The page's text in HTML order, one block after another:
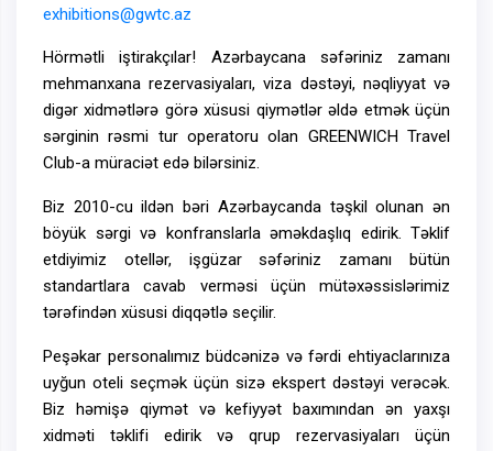
exhibitions@gwtc.az
Hörmətli iştirakçılar! Azərbaycana səfəriniz zamanı
mehmanxana rezervasiyaları, viza dəstəyi, nəqliyyat və
digər xidmətlərə görə xüsusi qiymətlər əldə etmək üçün
sərginin rəsmi tur operatoru olan GREENWICH Travel
Club-a müraciət edə bilərsiniz.
Biz 2010-cu ildən bəri Azərbaycanda təşkil olunan ən
böyük sərgi və konfranslarla əməkdaşlıq edirik. Təklif
etdiyimiz otellər, işgüzar səfəriniz zamanı bütün
standartlara cavab verməsi üçün mütəxəssislərimiz
tərəfindən xüsusi diqqətlə seçilir.
Peşəkar personalımız büdcənizə və fərdi ehtiyaclarınıza
uyğun oteli seçmək üçün sizə ekspert dəstəyi verəcək.
Biz həmişə qiymət və kefiyyət baxımından ən yaxşı
xidməti təklifi edirik və qrup rezervasiyaları üçün